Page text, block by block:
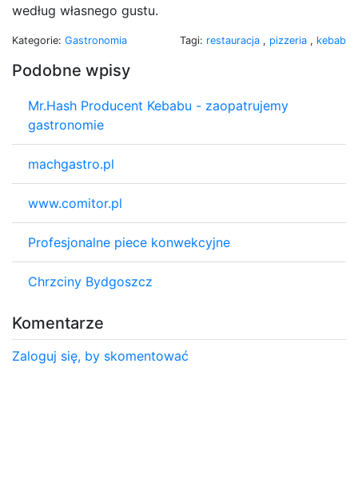
według własnego gustu.
Kategorie: Gastronomia Tagi: restauracja , pizzeria , kebab
Podobne wpisy
Mr.Hash Producent Kebabu - zaopatrujemy
gastronomie
machgastro.pl
www.comitor.pl
Profesjonalne piece konwekcyjne
Chrzciny Bydgoszcz
Komentarze
Zaloguj się, by skomentować